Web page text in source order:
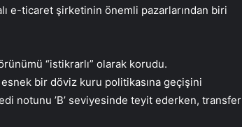
e-ticaret şirketinin önemli pazarlarından biri
“istikrarlı” olarak korudu.
bir döviz kuru politikasına geçişini
notunu ’B’ seviyesinde teyit ederken, transfer